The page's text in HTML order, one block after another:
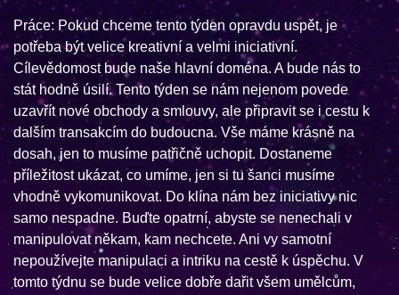
Práce: Pokud chceme tento týden opravdu uspět, je
potřeba být velice kreativní a velmi iniciativní.
Cílevědomost bude naše hlavní doména. A bude nás to
stát hodně úsilí. Tento týden se nám nejenom povede
uzavřít nové obchody a smlouvy, ale připravit se i cestu k
dalším transakcím do budoucna. Vše máme krásně na
dosah, jen to musíme patřičně uchopit. Dostaneme
příležitost ukázat, co umíme, jen si tu šanci musíme
vhodně vykomunikovat. Do klína nám bez iniciativy nic
samo nespadne. Buďte opatrní, abyste se nenechali v
manipulovat někam, kam nechcete. Ani vy samotní
nepoužívejte manipulaci a intriku na cestě k úspěchu. V
tomto týdnu se bude velice dobře dařit všem umělcům,